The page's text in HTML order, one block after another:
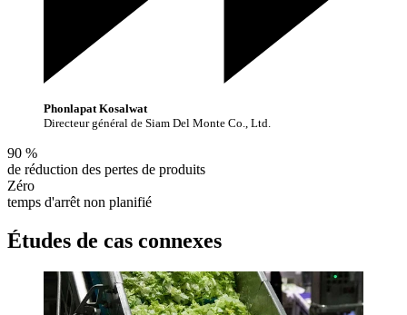
Phonlapat Kosalwat
Directeur général de Siam Del Monte Co., Ltd.
90 %
de réduction des pertes de produits
Zéro
temps d'arrêt non planifié
Études de cas connexes